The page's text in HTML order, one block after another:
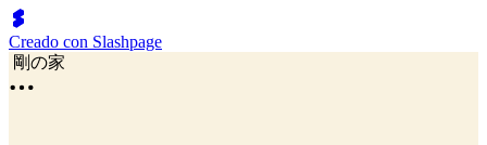
Creado con Slashpage
剛の家